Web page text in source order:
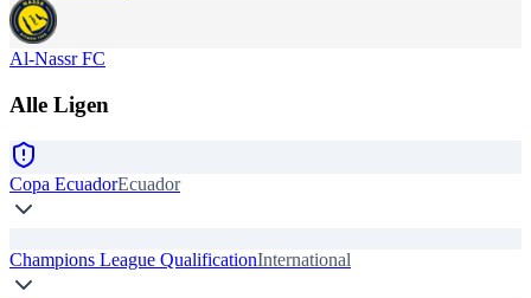
Al-Nassr FC
Alle Ligen
Copa EcuadorEcuador
Champions League QualificationInternational